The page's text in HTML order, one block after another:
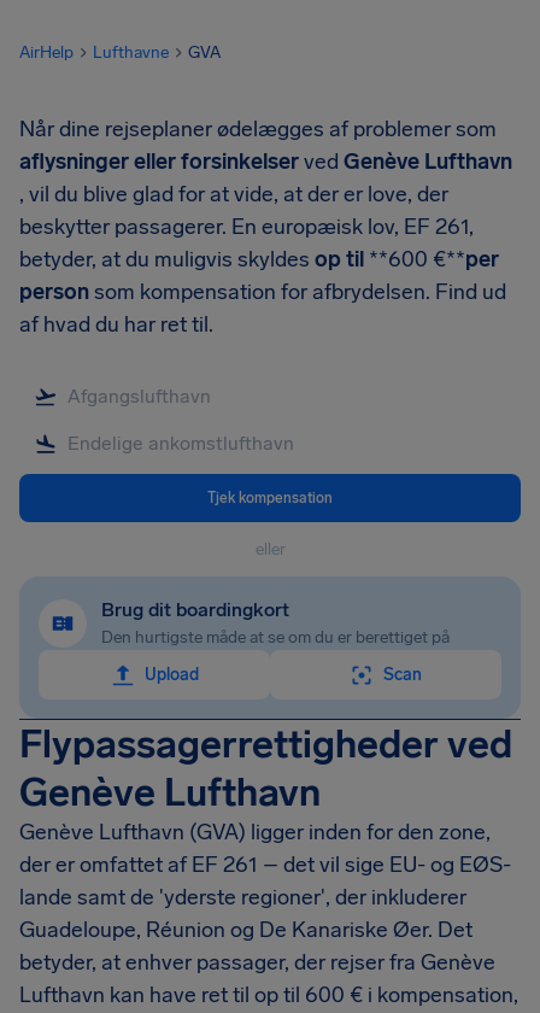
AirHelp Lufthavne GVA
Når dine rejseplaner ødelægges af problemer som
aflysninger eller forsinkelserved Genève Lufthavn
, vil du blive glad for at vide, at der er love, der
beskytter passagerer. En europæisk lov, EF 261,
betyder, at du muligvis skyldes op til **600 €**per
personsom kompensation for afbrydelsen. Find ud
af hvad du har ret til.
Tjek kompensation
eller
Brug dit boardingkort
Den hurtigste måde at se om du er berettiget på
Upload
Scan
Flypassagerrettigheder ved
Genève Lufthavn
Genève Lufthavn (GVA) ligger inden for den zone,
der er omfattet af EF 261 – det vil sige EU- og EØS-
lande samt de 'yderste regioner', der inkluderer
Guadeloupe, Réunion og De Kanariske Øer. Det
betyder, at enhver passager, der rejser fra Genève
Lufthavn kan have ret til op til 600 € i kompensation,